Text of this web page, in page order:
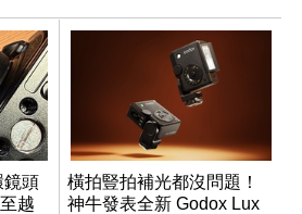
鏡頭
越
橫拍豎拍補光都沒問題！
神牛發表全新 Godox Lux